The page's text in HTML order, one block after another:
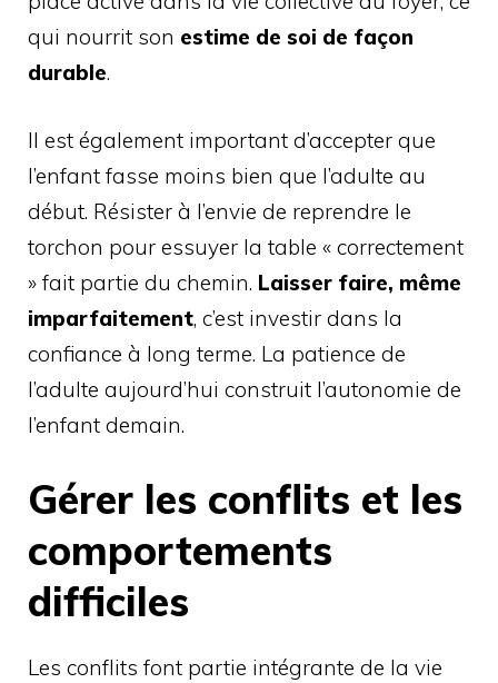
qui nourrit son estime de soi de façon
durable.
Il est également important d’accepter que
l’enfant fasse moins bien que l’adulte au
début. Résister à l’envie de reprendre le
torchon pour essuyer la table « correctement
» fait partie du chemin. Laisser faire, même
imparfaitement, c’est investir dans la
confiance à long terme. La patience de
l’adulte aujourd’hui construit l’autonomie de
l’enfant demain.
Gérer les conflits et les
comportements
difficiles
Les conflits font partie intégrante de la vie